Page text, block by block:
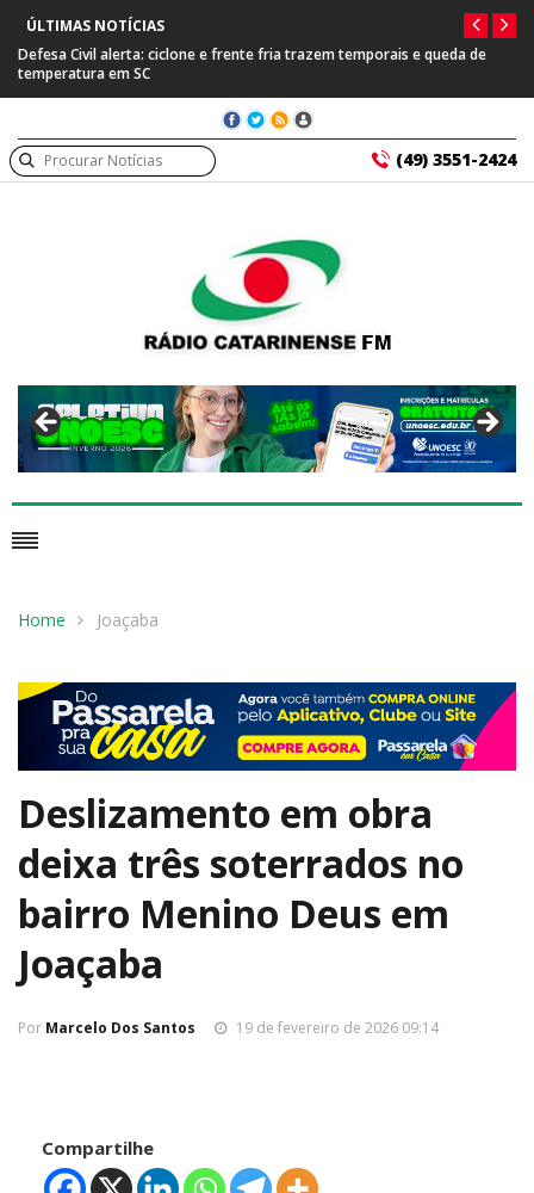
ÚLTIMAS NOTÍCIAS
Civil alerta: ciclone e frente fria trazem temporais e queda de
em SC
(49) 3551-2424
Home Joaçaba
Deslizamento em obra
deixa três soterrados no
bairro Menino Deus em
Joaçaba
Por Marcelo Dos Santos 19 de fevereiro de 2026 09:14
Compartilhe